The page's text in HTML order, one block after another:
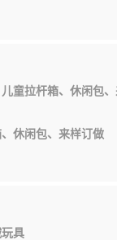
童拉杆箱、休闲包
休闲包、来样订做
具